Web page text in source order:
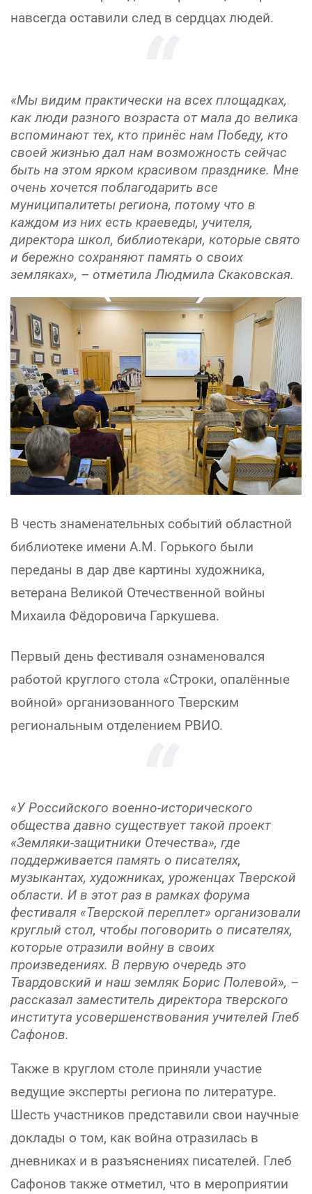
навсегда оставили след в сердцах людей.
«Мы видим практически на всех площадках,
как люди разного возраста от мала до велика
вспоминают тех, кто принёс нам Победу, кто
своей жизнью дал нам возможность сейчас
быть на этом ярком красивом празднике. Мне
очень хочется поблагодарить все
муниципалитеты региона, потому что в
каждом из них есть краеведы, учителя,
директора школ, библиотекари, которые свято
и бережно сохраняют память о своих
земляках», – отметила Людмила Скаковская.
В честь знаменательных событий областной
библиотеке имени А.М. Горького были
переданы в дар две картины художника,
ветерана Великой Отечественной войны
Михаила Фёдоровича Гаркушева.
Первый день фестиваля ознаменовался
работой круглого стола «Строки, опалённые
войной» организованного Тверским
региональным отделением РВИО.
«У Российского военно-исторического
общества давно существует такой проект
«Земляки-защитники Отечества», где
поддерживается память о писателях,
музыкантах, художниках, уроженцах Тверской
области. И в этот раз в рамках форума
фестиваля «Тверской переплет» организовали
круглый стол, чтобы поговорить о писателях,
которые отразили войну в своих
произведениях. В первую очередь это
Твардовский и наш земляк Борис Полевой», –
рассказал заместитель директора тверского
института усовершенствования учителей Глеб
Сафонов.
Также в круглом столе приняли участие
ведущие эксперты региона по литературе.
Шесть участников представили свои научные
доклады о том, как война отразилась в
дневниках и в разъяснениях писателей. Глеб
Сафонов также отметил, что в мероприятии